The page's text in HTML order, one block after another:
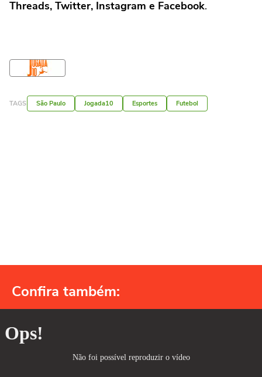
Threads, Twitter, Instagram e Facebook.
TAGS São Paulo Jogada10 Esportes Futebol
Confira também: